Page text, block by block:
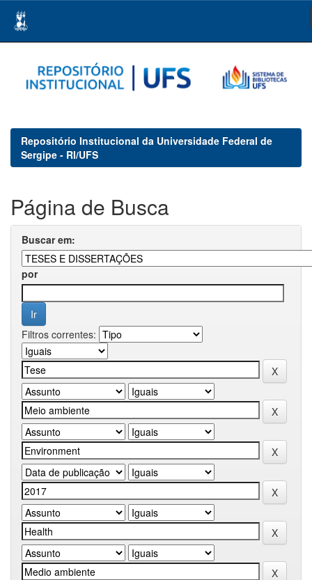
navigation
Repositório Institucional da Universidade Federal de
Sergipe - RI/UFS
Página de Busca
Buscar em:
por
Filtros correntes: